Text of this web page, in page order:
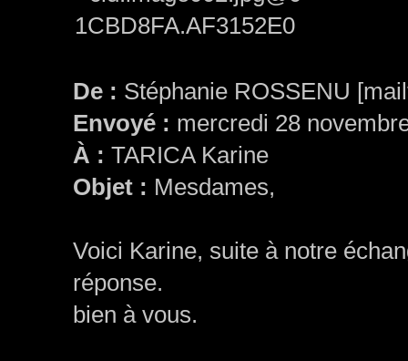
De : Stéphanie ROSSENU
Envoyé : mercredi 28
À : TARICA Karine
Objet : Mesdames,
Voici Karine, suite à notre
réponse.
bien à vous.